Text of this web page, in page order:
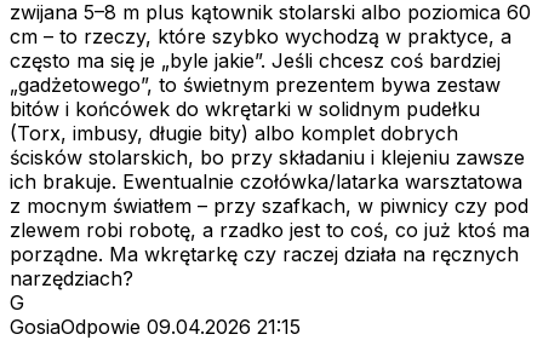
zwijana 5–8 m plus kątownik stolarski albo poziomica 60
cm – to rzeczy, które szybko wychodzą w praktyce, a
często ma się je „byle jakie”. Jeśli chcesz coś bardziej
„gadżetowego”, to świetnym prezentem bywa zestaw
bitów i końcówek do wkrętarki w solidnym pudełku
(Torx, imbusy, długie bity) albo komplet dobrych
ścisków stolarskich, bo przy składaniu i klejeniu zawsze
ich brakuje. Ewentualnie czołówka/latarka warsztatowa
z mocnym światłem – przy szafkach, w piwnicy czy pod
zlewem robi robotę, a rzadko jest to coś, co już ktoś ma
porządne. Ma wkrętarkę czy raczej działa na ręcznych
narzędziach?
G
GosiaOdpowie 09.04.2026 21:15